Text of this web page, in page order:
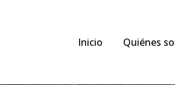
Inicio Quiénes